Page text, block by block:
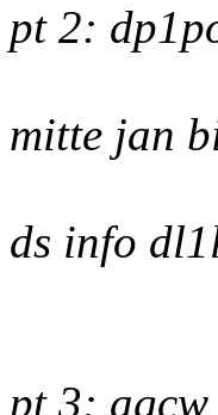
pt 2:
mitte jan
ds info
pt 3: